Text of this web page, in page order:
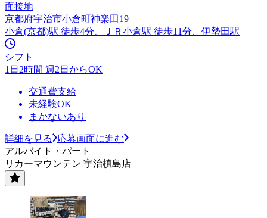
面接地
京都府宇治市小倉町神楽田19
小倉(京都)駅 徒歩4分、ＪＲ小倉駅 徒歩11分、伊勢田駅
シフト
1日2時間 週2日からOK
交通費支給
未経験OK
まかないあり
詳細を見る
応募画面に進む
アルバイト・パート
リカーマウンテン 宇治槙島店